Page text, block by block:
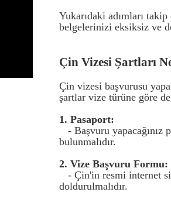
Yukarıdaki adımları takip
belgelerinizi eksiksiz ve
Çin Vizesi Şartları
Çin vizesi başvurusu
şartlar vize türüne göre
1. Pasaport:
- Başvuru yapacağınız
bulunmalıdır.
2. Vize Başvuru Formu:
- Çin'in resmi internet
doldurulmalıdır.